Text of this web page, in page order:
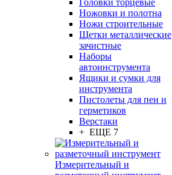
Головки торцевые
Ножовки и полотна
Ножи строительные
Щетки металлические
зачистные
Наборы
автоинструмента
Ящики и сумки для
инструмента
Пистолеты для пен и
герметиков
Верстаки
+ ЕЩЕ 7
Измерительный и